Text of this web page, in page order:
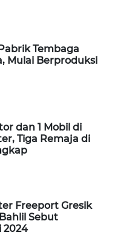
Tembaga
Mulai Berproduksi
dan 1 Mobil di
Tiga Remaja di
Freeport Gresik
Sebut
2024